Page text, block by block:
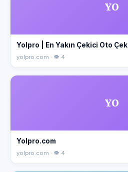
YO
Yolpro | En Yakın Çekici Oto
yolpro.com · 👁 4
YO
Yolpro.com
yolpro.com · 👁 4